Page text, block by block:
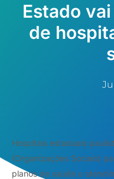
Estado
de
Hospitais estaduais
(Organizações Sociais)
planos de saúde o